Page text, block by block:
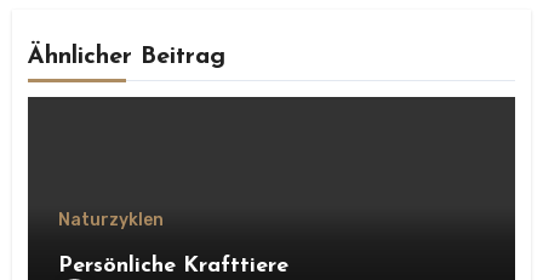
Ähnlicher Beitrag
Naturzyklen
Persönliche Krafttiere